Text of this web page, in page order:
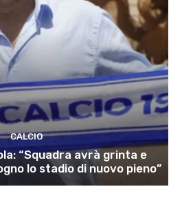
CALCIO
“Squadra avrà grinta e
lo stadio di nuovo pieno”